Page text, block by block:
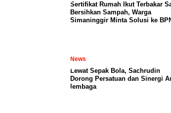
Sertifikat Rumah Ikut Terbakar
Bersihkan Sampah, Warga
Simaninggir Minta Solusi ke
News
Lewat Sepak Bola, Sachrudin
Dorong Persatuan dan Sinergi
lembaga